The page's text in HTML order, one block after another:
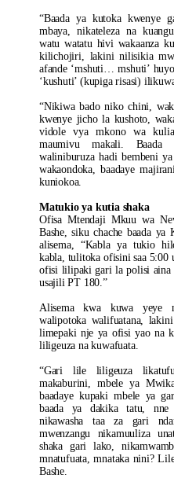
“Baada ya kutoka kwenye
mbaya, nikateleza na
watu watatu hivi wakaanza
kilichojiri, lakini nilisikia
afande ‘mshuti… mshuti’
‘kushuti’ (kupiga risasi)
“Nikiwa bado niko chini,
kwenye jicho la kushoto,
vidole vya mkono wa
maumivu makali.
waliniburuza hadi bembeni
wakaondoka, baadaye
kuniokoa.
Matukio ya kutia shaka
Ofisa Mtendaji Mkuu wa
Bashe, siku chache baada ya
alisema, “Kabla ya tukio
kabla, tulitoka ofisini saa 5:00
ofisi lilipaki gari la polisi aina
usajili PT 180.”
Alisema kwa kuwa yeye
walipotoka walifuatana,
limepaki nje ya ofisi yao na
liligeuza na kuwafuata.
“Gari lile liligeuza
makaburini, mbele ya
baadaye kupaki mbele ya
baada ya dakika tatu,
nikawasha taa za gari
mwenzangu nikamuuliza
shaka gari lako,
mnatufuata, mnataka nini?
Bashe.